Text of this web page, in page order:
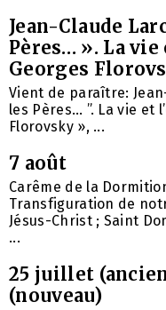
Jean-Claude
Pères… ». La
Georges
Vient de paraître:
les Pères… ”. La vie et
Florovsky », ...
7 août
Carême de la
Transfiguration de
Jésus-Christ ; Saint
...
25 juillet
(nouveau)